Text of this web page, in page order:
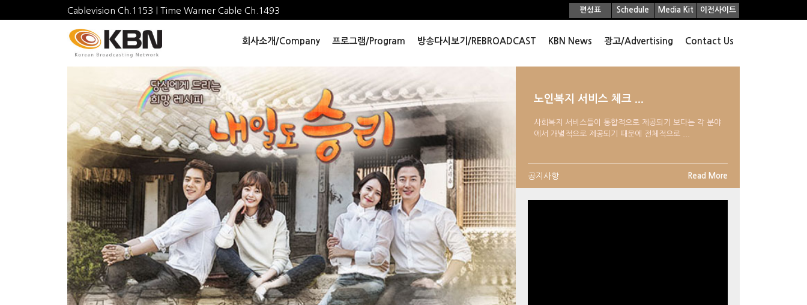
Cablevision Ch.1153 | Time Warner Cable Ch.1493 편성표 Schedule Media Kit 이전사이트
회사소개/Company 프로그램/Program 방송다시보기/REBROADCAST KBN News 광고/Advertising Contact Us
노인복지 서비스 체크 ...
사회복지 서비스들이 통합적으로 제공되기 보다는 각 분야
에서 개별적으로 제공되기 때문에 전체적으로 ...
공지사항 Read More